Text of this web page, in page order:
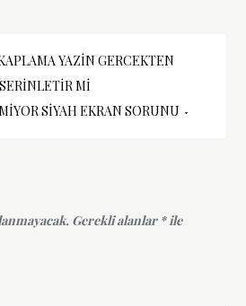
YAZIN GERCEKTEN
SERINLETIR MI
SIYAH EKRAN SORUNU
Gerekli alanlar *ile